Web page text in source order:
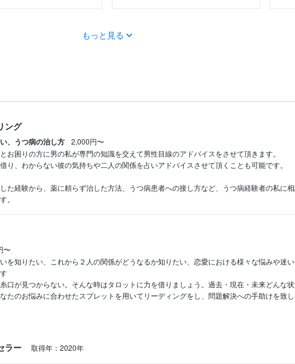
もっと見る
ング
、うつ病の治し方
2,000円〜
お困りの方に男の私が専門の知識を交えて男性目線のアドバイスをさせて頂きます。
り、わからない彼の気持ちや二人の関係を占いアドバイスさせて頂くことも可能です。
た経験から、薬に頼らず治した方法、うつ病患者への接し方など、うつ病経験者の私に
〜
を知りたい、これから２人の関係がどうなるか知りたい、恋愛における様々な悩みや迷
口が見つからない。そんな時はタロットに力を借りましょう。過去・現在・未来どんな
ラー 取得年：2020年